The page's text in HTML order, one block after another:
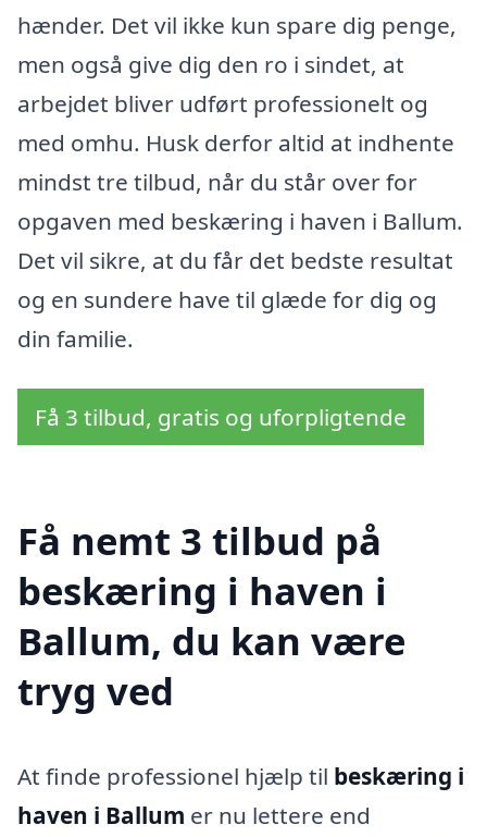
hænder. Det vil ikke kun spare dig penge,
men også give dig den ro i sindet, at
arbejdet bliver udført professionelt og
med omhu. Husk derfor altid at indhente
mindst tre tilbud, når du står over for
opgaven med beskæring i haven i Ballum.
Det vil sikre, at du får det bedste resultat
og en sundere have til glæde for dig og
din familie.
Få 3 tilbud, gratis og uforpligtende
Få nemt 3 tilbud på
beskæring i haven i
Ballum, du kan være
tryg ved
At finde professionel hjælp til beskæring i
haven i Ballum er nu lettere end